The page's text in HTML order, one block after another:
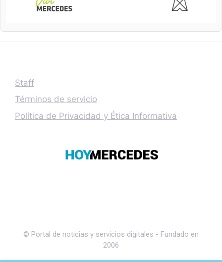
Staff
Términos de servicio
Política de Privacidad y Ética Informativa
© Portal de noticias y servicios digitales - Fundado en
2006